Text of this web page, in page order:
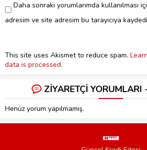
Daha sonraki yorumlarımda kullanılması
adresim ve site adresim bu tarayıcıya
This site uses Akismet to reduce spam.
data is processed.
ZİYARETÇİ YORUMLARI
Henüz yorum yapılmamış.